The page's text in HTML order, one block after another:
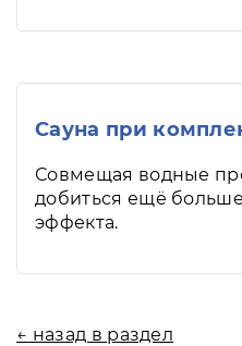
Сауна при
Совмещая водные
добиться ещё
эффекта.
← назад в раздел